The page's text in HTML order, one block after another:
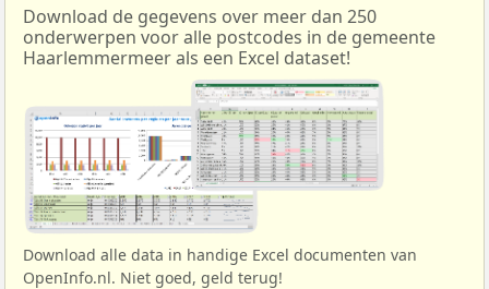
Download de gegevens over meer dan 250
onderwerpen voor alle postcodes in de gemeente
Haarlemmermeer als een Excel dataset!
Download alle data in handige Excel documenten van
OpenInfo.nl. Niet goed, geld terug!